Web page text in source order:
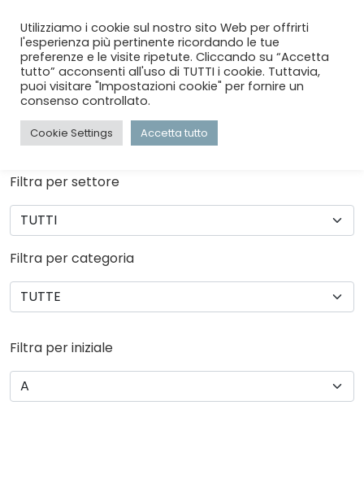
menu
HOME/ AZIENDE
LE AZIENDE
Filtra per settore
Filtra per categoria
Filtra per iniziale
Utilizziamo i cookie sul nostro sito Web per offrirti
l'esperienza più pertinente ricordando le tue
preferenze e le visite ripetute. Cliccando su “Accetta
tutto” acconsenti all'uso di TUTTI i cookie. Tuttavia,
puoi visitare "Impostazioni cookie" per fornire un
consenso controllato.
Cookie Settings Accetta tutto